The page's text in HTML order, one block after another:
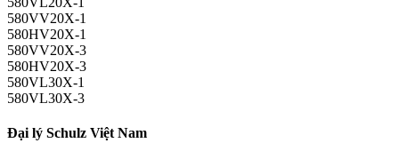
580VV20X-1
580HV20X-1
580VV20X-3
580HV20X-3
580VL30X-1
580VL30X-3
Đại lý Schulz Việt Nam